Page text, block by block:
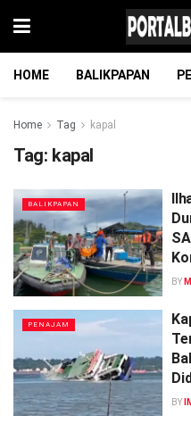
HOME BALIKPAPAN
Home Tag kapal
Tag: kapal
BALIKPAPAN
BY
PENAJAM
BY